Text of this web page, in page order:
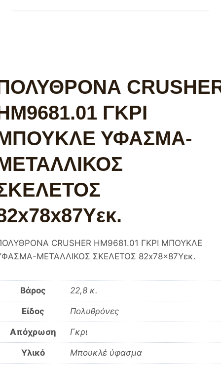
ΓΚΡΙ
ΥΦΑΣΜΑ-
CRUSHER HM9681.01 ΓΚΡΙ ΜΠΟΥΚΛΕ
ΜΕΤΑΛΛΙΚΟΣ ΣΚΕΛΕΤΟΣ 82x78x87Υεκ.
Βάρος 22,8 κ.
Είδος Πολυθρόνες
Απόχρωση Γκρι
Υλικό Μπουκλέ ύφασμα